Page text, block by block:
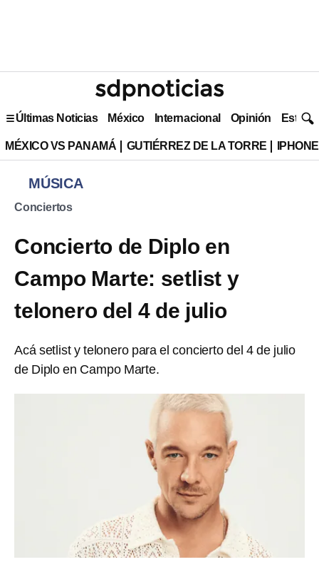
Últimas Noticias México Internacional Opinión Estilo
MÉXICO VS PANAMÁ GUTIÉRREZ DE LA TORRE
MÚSICA
Conciertos
Concierto de Diplo en
Campo Marte: setlist y
telonero del 4 de julio
Acá setlist y telonero para el concierto del 4 de julio
de Diplo en Campo Marte.